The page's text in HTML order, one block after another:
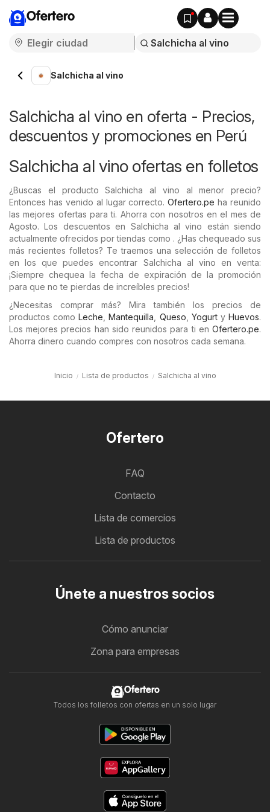
Ofertero
Salchicha al vino
Salchicha al vino en oferta - Precios,
descuentos y promociones en Perú
Salchicha al vino ofertas en folletos
¿Buscas el producto Salchicha al vino al menor precio?
Entonces has venido al lugar correcto.Ofertero.pe ha reunido
las mejores ofertas para ti. Ahorra con nosotros en el mes de
Agosto. Los descuentos en Salchicha al vino están siendo
actualmente ofrecidos por tiendas como . ¿Has chequeado sus
más recientes folletos? Te traemos una selección de folletos
en los que puedes encontrar Salchicha al vino en venta:
¡Siempre chequea la fecha de expiración de la promoción
para que no te pierdas de increíbles precios!
¿Necesitas comprar más? Mira también los precios de
productos comoLeche ,Mantequilla Queso YogurtyHuevos.
Los mejores precios han sido reunidos para ti en Ofertero.pe.
Ahorra dinero cuando compres con nosotros cada semana.
Inicio Lista de productos Salchicha al vino
Ofertero
FAQ
Contacto
Lista de comercios
Lista de productos
Únete a nuestros socios
Cómo anunciar
Zona para empresas
Ofertero
Todos los folletos con ofertas en un solo lugar